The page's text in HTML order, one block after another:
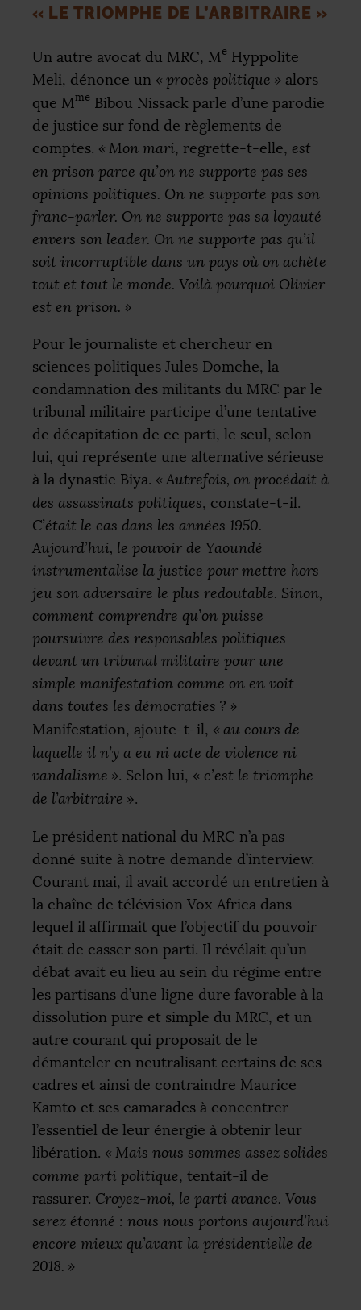
« LE TRIOMPHE DE L’ARBITRAIRE »
Un autre avocat du MRC, Me Hyppolite
Meli, dénonce un « procès politique » alors
que Mme Bibou Nissack parle d’une parodie
de justice sur fond de règlements de
comptes. « Mon mari, regrette-t-elle, est
en prison parce qu’on ne supporte pas ses
opinions politiques. On ne supporte pas son
franc-parler. On ne supporte pas sa loyauté
envers son leader. On ne supporte pas qu’il
soit incorruptible dans un pays où on achète
tout et tout le monde. Voilà pourquoi Olivier
est en prison. »
Pour le journaliste et chercheur en
sciences politiques Jules Domche, la
condamnation des militants du MRC par le
tribunal militaire participe d’une tentative
de décapitation de ce parti, le seul, selon
lui, qui représente une alternative sérieuse
à la dynastie Biya. « Autrefois, on procédait à
des assassinats politiques, constate-t-il.
C’était le cas dans les années 1950.
Aujourd’hui, le pouvoir de Yaoundé
instrumentalise la justice pour mettre hors
jeu son adversaire le plus redoutable. Sinon,
comment comprendre qu’on puisse
poursuivre des responsables politiques
devant un tribunal militaire pour une
simple manifestation comme on en voit
dans toutes les démocraties ? »
Manifestation, ajoute-t-il, « au cours de
laquelle il n’y a eu ni acte de violence ni
vandalisme ». Selon lui, « c’est le triomphe
de l’arbitraire ».
Le président national du MRC n’a pas
donné suite à notre demande d’interview.
Courant mai, il avait accordé un entretien à
la chaîne de télévision Vox Africa dans
lequel il affirmait que l’objectif du pouvoir
était de casser son parti. Il révélait qu’un
débat avait eu lieu au sein du régime entre
les partisans d’une ligne dure favorable à la
dissolution pure et simple du MRC, et un
autre courant qui proposait de le
démanteler en neutralisant certains de ses
cadres et ainsi de contraindre Maurice
Kamto et ses camarades à concentrer
l’essentiel de leur énergie à obtenir leur
libération. « Mais nous sommes assez solides
comme parti politique, tentait-il de
rassurer. Croyez-moi, le parti avance. Vous
serez étonné : nous nous portons aujourd’hui
encore mieux qu’avant la présidentielle de
2018. »